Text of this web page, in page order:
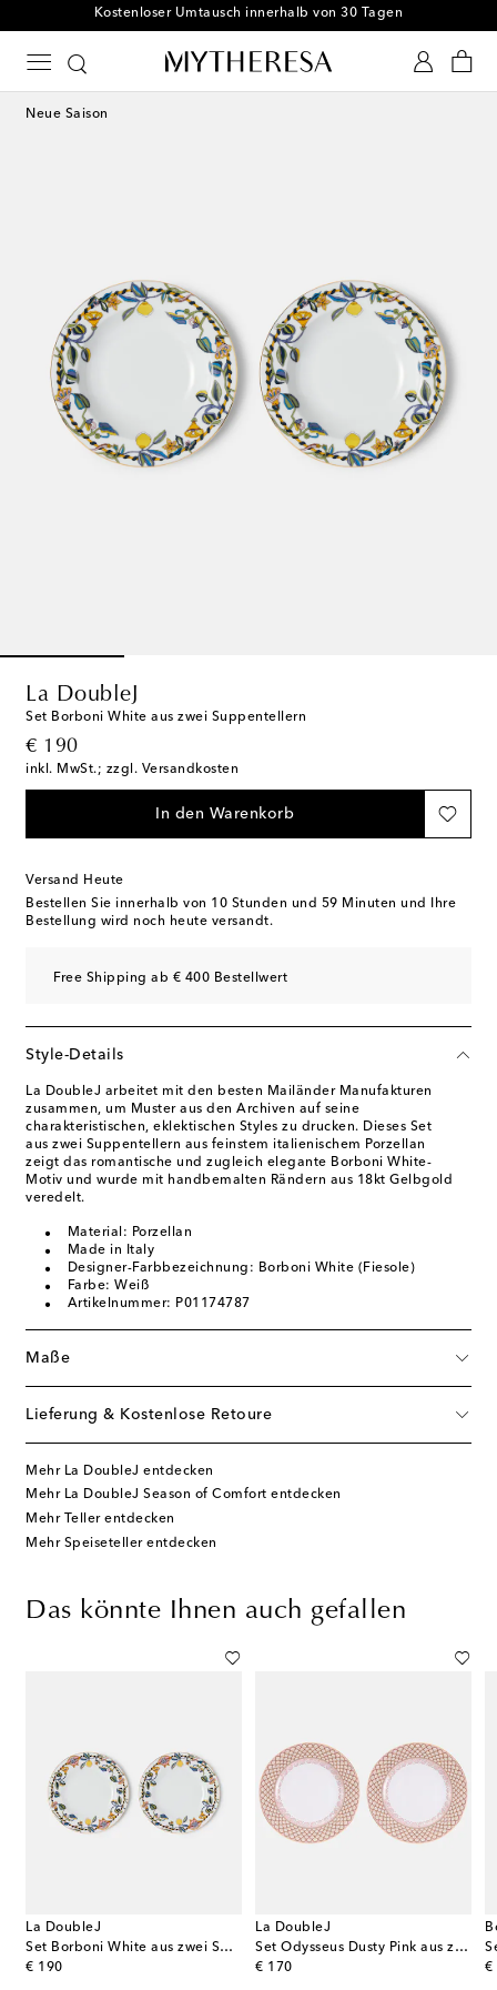
Kostenloser Umtausch innerhalb von 30 Tagen
Neue Saison
La DoubleJ
Set Borboni White aus zwei Suppentellern
€ 190
original price
inkl. MwSt.; zzgl. Versandkosten
In den Warenkorb
Versand Heute
Bestellen Sie innerhalb von 10 Stunden und 59 Minuten und Ihre
Bestellung wird noch heute versandt.
Free Shipping ab € 400 Bestellwert
Style-Details
La DoubleJ arbeitet mit den besten Mailänder Manufakturen
zusammen, um Muster aus den Archiven auf seine
charakteristischen, eklektischen Styles zu drucken. Dieses Set
aus zwei Suppentellern aus feinstem italienischem Porzellan
zeigt das romantische und zugleich elegante Borboni White-
Motiv und wurde mit handbemalten Rändern aus 18kt Gelbgold
veredelt.
Material: Porzellan
Made in Italy
Designer-Farbbezeichnung: Borboni White (Fiesole)
Farbe: Weiß
Artikelnummer: P01174787
Maße
Lieferung & Kostenlose Retoure
Mehr La DoubleJ entdecken
Mehr La DoubleJ Season of Comfort entdecken
Mehr Teller entdecken
Mehr Speiseteller entdecken
Das könnte Ihnen auch gefallen
La DoubleJ
Set Borboni White aus zwei Speisetellern
€ 190
original price
La DoubleJ
Set Odysseus Dusty Pink aus zwei Speisetellern
€ 170
original price €